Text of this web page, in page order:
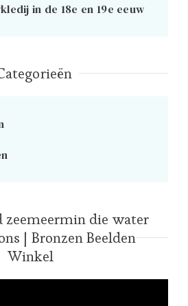
in de 18e en 19e eeuw
zeemeermin die water
| Bronzen Beelden
Winkel